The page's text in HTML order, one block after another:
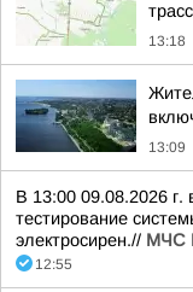
13:18
13:09
В 13:00 09.08.2026 г.
тестирование
электросирен.// МЧС
12:55